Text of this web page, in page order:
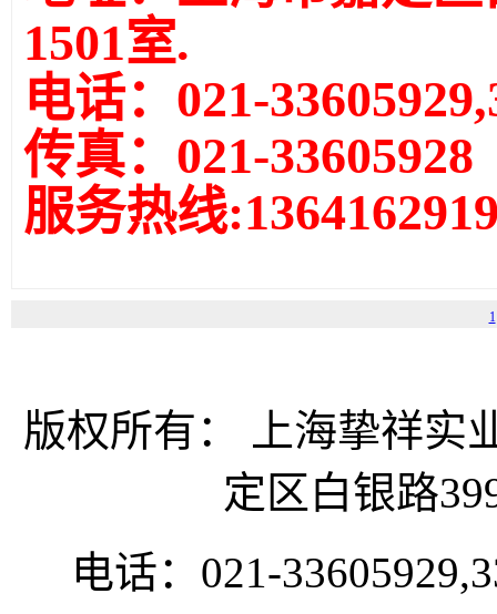
1501室.
电话：021-
传真：021-33605928
服务热线
1
版权所有： 上海挚祥
定区白银路
电话：021-